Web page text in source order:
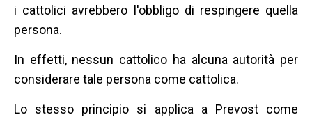
i cattolici avrebbero l'obbligo di respingere quella
persona.
In effetti, nessun cattolico ha alcuna autorità per
considerare tale persona come cattolica.
Lo stesso principio si applica a Prevost come